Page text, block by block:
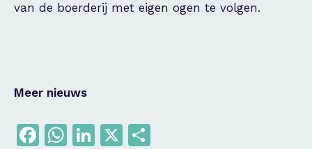
van de boerderij met eigen ogen te volgen.
Meer nieuws
Facebook
WhatsApp
LinkedIn
X